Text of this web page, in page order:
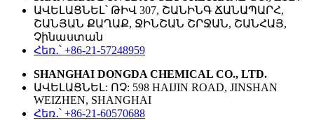
ԱՎԵԼԱՑՆԵԼ՝ ԹԻՎ 307, ՇԱՆԻՆԳ ՃԱՆԱՊԱՐՀ,
ՇԱՆՅԱՆ ՔԱՂԱՔ, ՋԻՆՇԱՆ ՇՐՋԱՆ, ՇԱՆՀԱՅ,
Չինաստան
Հեռ․՝ +86-21-57248959
SHANGHAI DONGDA CHEMICAL CO., LTD.
ԱՎԵԼԱՑՆԵԼ: ՈՉ: 598 HAIJIN ROAD, JINSHAN
WEIZHEN, SHANGHAI
Հեռ․՝ +86-21-60570688